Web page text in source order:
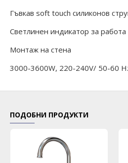
Гъвкав soft touch силиконов
Светлинен индикатор за работа
Монтаж на стена
3000-3600W, 220-240V/ 50-60
ПОДОБНИ ПРОДУКТИ